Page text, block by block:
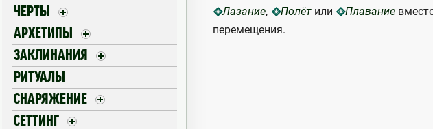
ЧЕРТЫ
АРХЕТИПЫ
ЗАКЛИНАНИЯ
РИТУАЛЫ
СНАРЯЖЕНИЕ
СЕТТИНГ
Лазание, Полётили Плавание
перемещения.